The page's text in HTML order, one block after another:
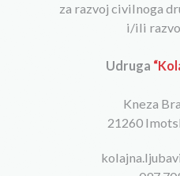
za razvoj civilnoga
i/ili
Udruga
Kneza
21260